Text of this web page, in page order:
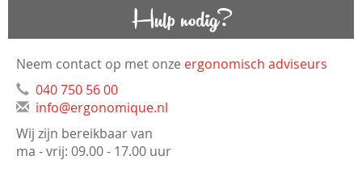
Hulp nodig?
Neem contact op met onze ergonomisch adviseurs
040 750 56 00
info@ergonomique.nl
Wij zijn bereikbaar van
ma - vrij: 09.00 - 17.00 uur